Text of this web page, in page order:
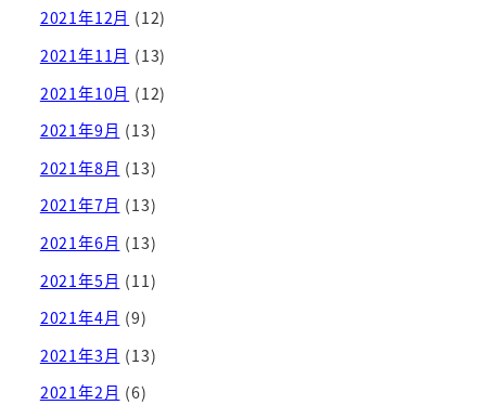
2021年12月 (12)
2021年11月 (13)
2021年10月 (12)
2021年9月 (13)
2021年8月 (13)
2021年7月 (13)
2021年6月 (13)
2021年5月 (11)
2021年4月 (9)
2021年3月 (13)
2021年2月 (6)